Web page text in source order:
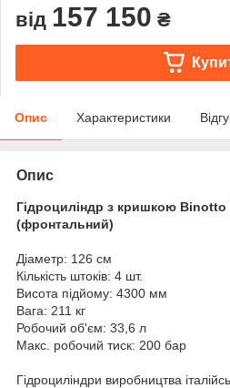
від 157 150 ₴
Опис Характеристики
Опис
Гідроциліндр з кришкою Binotto
(фронтальний)
Діаметр: 126 см
Кількість штоків: 4 шт.
Висота підйому: 4300 мм
Вага: 211 кг
Робочий об'єм: 33,6 л
Макс. робочий тиск: 200 бар
Гідроциліндри виробництва